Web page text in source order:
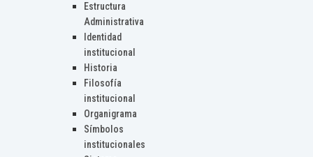
Estructura
Administrativa
Identidad
institucional
Historia
Filosofía
institucional
Organigrama
Símbolos
institucionales